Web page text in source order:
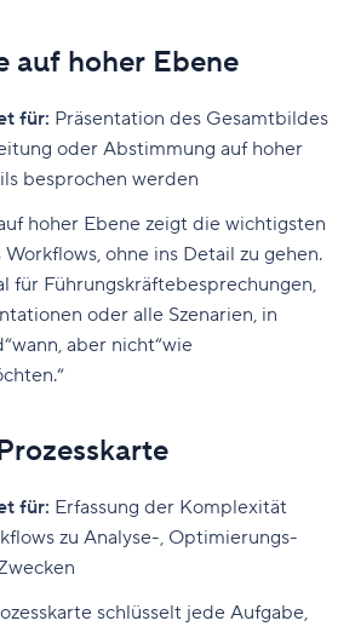
auf hoher Ebene
für: Präsentation des Gesamtbildes
oder Abstimmung auf hoher
besprochen werden
hoher Ebene zeigt die wichtigsten
ohne ins Detail zu gehen.
für Führungskräftebesprechungen,
oder alle Szenarien, in
aber nicht“wie
für: Erfassung der Komplexität
zu Analyse-, Optimierungs-
schlüsselt jede Aufgabe,